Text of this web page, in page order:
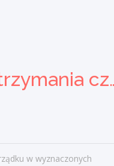
Gość - Obcokrajowcy w
Pracownik
w wyznaczonych